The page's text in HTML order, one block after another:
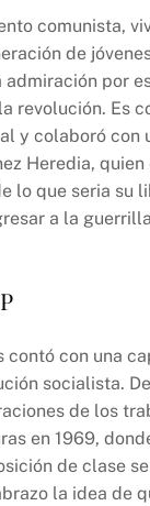
comunista,
de
por
revolución. Es
y colaboró
Heredia,
lo que seria su
a la
contó con una
socialista.
de los
en 1969,
de clase
la idea de